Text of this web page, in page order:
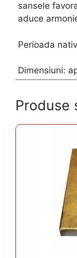
sansele
aduce
Perioada
Dimensiuni:
Produse